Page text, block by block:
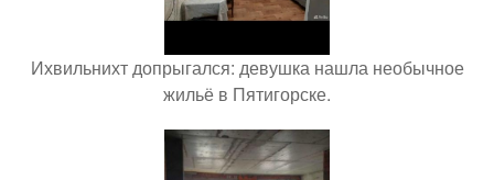
Ихвильнихт допрыгался: девушка нашла необычное
жильё в Пятигорске.